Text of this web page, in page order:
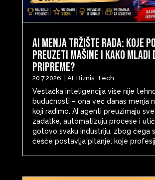
AI menja tržište rada: Koje
preuzeti mašine i kako mladi
pripreme?
20.7.2026. AI Biznis, Tech
Veštačka inteligencija više nije
budućnosti – ona već danas menja
koji radimo. AI agenti preuzimaju
zadatke, automatizuju procese i
gotovo svaku industriju, zbog čega
češće postavlja pitanje: koje